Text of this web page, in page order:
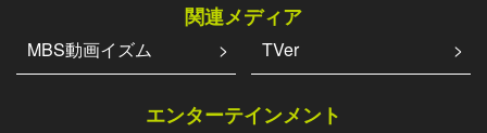
関連メディア
MBS動画イズム TVer
エンターテインメント